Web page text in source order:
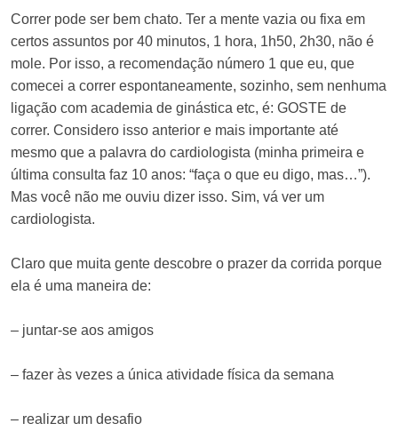
Correr pode ser bem chato. Ter a mente vazia ou fixa em
certos assuntos por 40 minutos, 1 hora, 1h50, 2h30, não é
mole. Por isso, a recomendação número 1 que eu, que
comecei a correr espontaneamente, sozinho, sem nenhuma
ligação com academia de ginástica etc, é: GOSTE de
correr. Considero isso anterior e mais importante até
mesmo que a palavra do cardiologista (minha primeira e
última consulta faz 10 anos: “faça o que eu digo, mas…”).
Mas você não me ouviu dizer isso. Sim, vá ver um
cardiologista.
Claro que muita gente descobre o prazer da corrida porque
ela é uma maneira de:
– juntar-se aos amigos
– fazer às vezes a única atividade física da semana
– realizar um desafio